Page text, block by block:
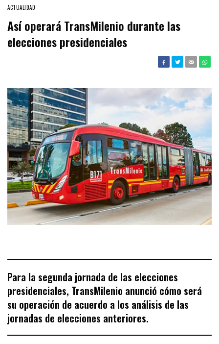
ACTUALIDAD
Así operará TransMilenio durante las
elecciones presidenciales
Para la segunda jornada de las elecciones
presidenciales, TransMilenio anunció cómo será
su operación de acuerdo a los análisis de las
jornadas de elecciones anteriores.